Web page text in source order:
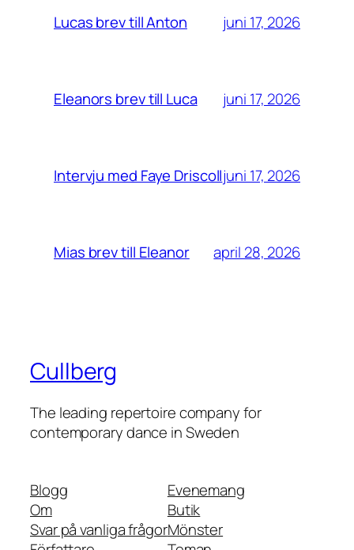
Lucas brev till Anton juni 17, 2026
Eleanors brev till Luca juni 17, 2026
Intervju med Faye Driscolljuni 17, 2026
Mias brev till Eleanor april 28, 2026
Cullberg
The leading repertoire company for
contemporary dance in Sweden
Blogg
Om
Svar på vanliga frågor
Evenemang
Butik
Mönster